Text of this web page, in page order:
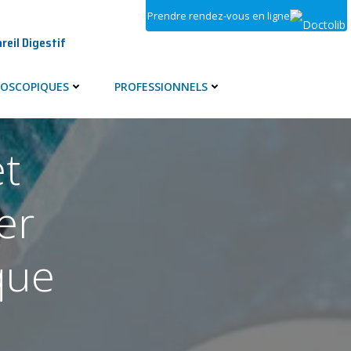
Prendre rendez-vous en ligne
Digestif
PROFESSIONNELS